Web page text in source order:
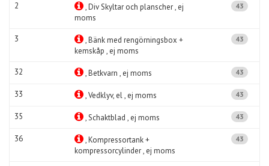
2
, Div Skyltar och planscher , ej
moms
43
3
, Bänk med rengörningsbox +
kemskåp , ej moms
43
32 , Betkvarn , ej moms 43
33 , Vedklyv, el , ej moms 43
35 , Schaktblad , ej moms 43
36
, Kompressortank +
kompressorcylinder , ej moms
43